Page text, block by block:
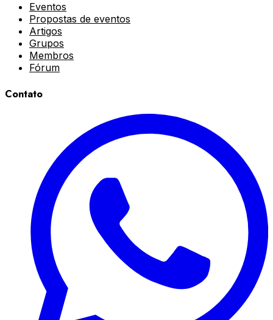
Eventos
Propostas de eventos
Artigos
Grupos
Membros
Fórum
Contato